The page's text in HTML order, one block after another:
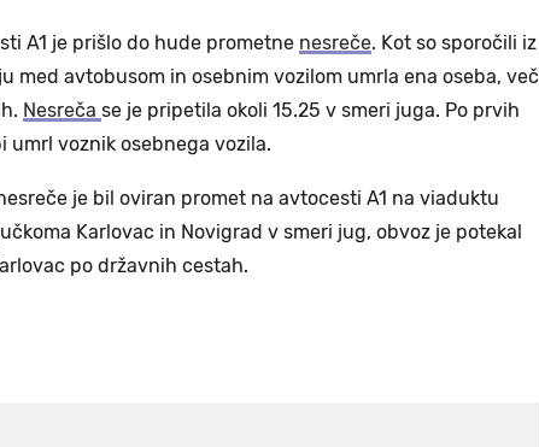
A1 je prišlo do hude prometne nesreče. Kot so sporočili iz
med avtobusom in osebnim vozilom umrla ena oseba, več
Nesreča se je pripetila okoli 15.25 v smeri juga. Po prvih
umrl voznik osebnega vozila.
je bil oviran promet na avtocesti A1 na viaduktu
Karlovac in Novigrad v smeri jug, obvoz je potekal
po državnih cestah.